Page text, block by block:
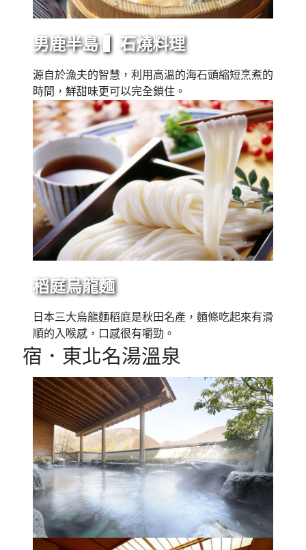
男鹿半島 ▍石燒料理
源自於漁夫的智慧，利用高溫的海石頭縮短烹煮的
時間，鮮甜味更可以完全鎖住。
稻庭烏龍麵
日本三大烏龍麵稻庭是秋田名產，麵條吃起來有滑
順的入喉感，口感很有嚼勁。
宿．東北名湯溫泉